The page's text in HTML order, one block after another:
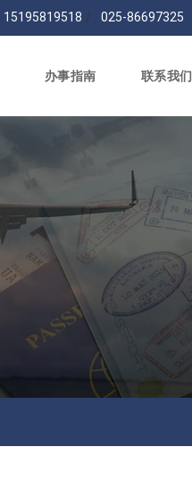
15195819518 / 025-86697325
办事指南 联系我们